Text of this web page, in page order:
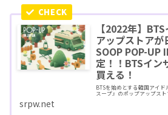
【2022年】
アップストア
SOOP POP-UP
定！！BTSイン
買える！
BTSを始めとする韓国アイ
スープ』のポップアップスト
srpw.net